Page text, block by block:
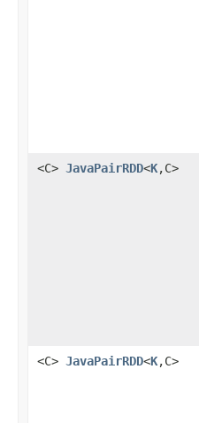
<C> JavaPairRDD<K,C>
<C> JavaPairRDD<K,C>